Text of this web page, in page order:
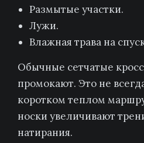
Размытые участки.
Лужи.
Влажная трава на
Обычные сетчатые
промокают. Это не
коротком теплом
носки увеличивают
натирания.